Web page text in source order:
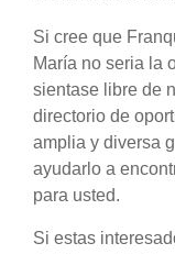
Si cree que
María no seria la
sientase libre de
directorio de
amplia y diversa
ayudarlo a
para usted.
Si estas